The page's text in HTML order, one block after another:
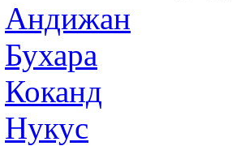
Андижан
Бухара
Коканд
Нукус